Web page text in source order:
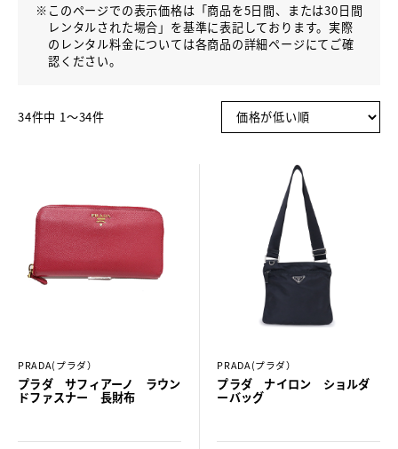
※ このページでの表示価格は「商品を5日間、または30日間
レンタルされた場合」を基準に表記しております。実際
のレンタル料金については各商品の詳細ページにてご確
認ください。
34件中 1〜34件
PRADA(プラダ）
プラダ サフィアーノ ラウン
ドファスナー 長財布
PRADA(プラダ）
プラダ ナイロン ショルダ
ーバッグ